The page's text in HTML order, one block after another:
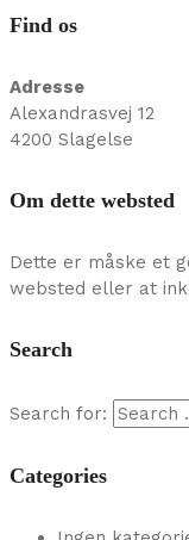
Find os
Adresse
Alexandrasvej 12
4200 Slagelse
Om dette websted
Dette er måske et
websted eller at
Search
Search for:
Categories